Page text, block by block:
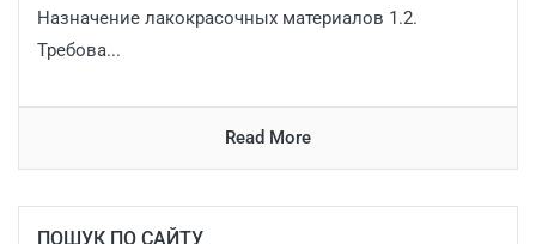
Назначение лакокрасочных материалов 1.2.
Требова...
Read More
ПОШУК ПО САЙТУ